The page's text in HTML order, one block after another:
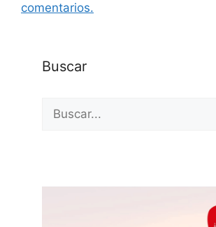
comentarios.
Buscar